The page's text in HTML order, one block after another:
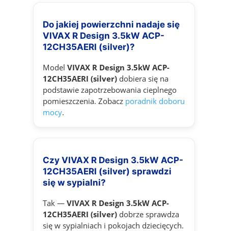
Do jakiej powierzchni nadaje się
VIVAX R Design 3.5kW ACP-
12CH35AERI (silver)?
Model VIVAX R Design 3.5kW ACP-
12CH35AERI (silver)dobiera się na
podstawie zapotrzebowania cieplnego
pomieszczenia. Zobacz poradnik doboru
mocy.
Czy VIVAX R Design 3.5kW ACP-
12CH35AERI (silver) sprawdzi
się w sypialni?
Tak — VIVAX R Design 3.5kW ACP-
12CH35AERI (silver)dobrze sprawdza
się w sypialniach i pokojach dziecięcych.